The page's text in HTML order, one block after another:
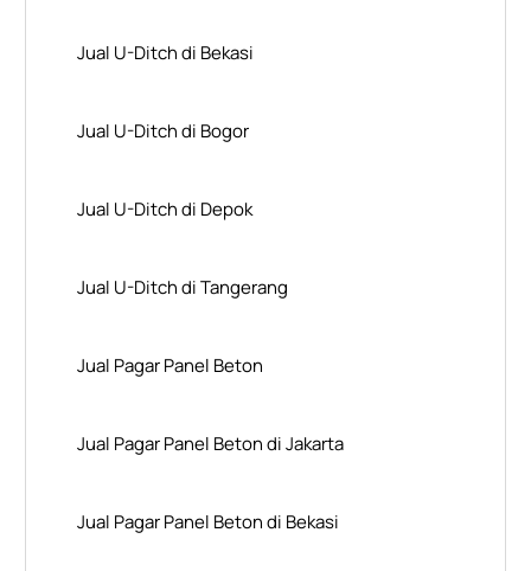
Jual U-Ditch di Bekasi
Jual U-Ditch di Bogor
Jual U-Ditch di Depok
Jual U-Ditch di Tangerang
Jual Pagar Panel Beton
Jual Pagar Panel Beton di Jakarta
Jual Pagar Panel Beton di Bekasi